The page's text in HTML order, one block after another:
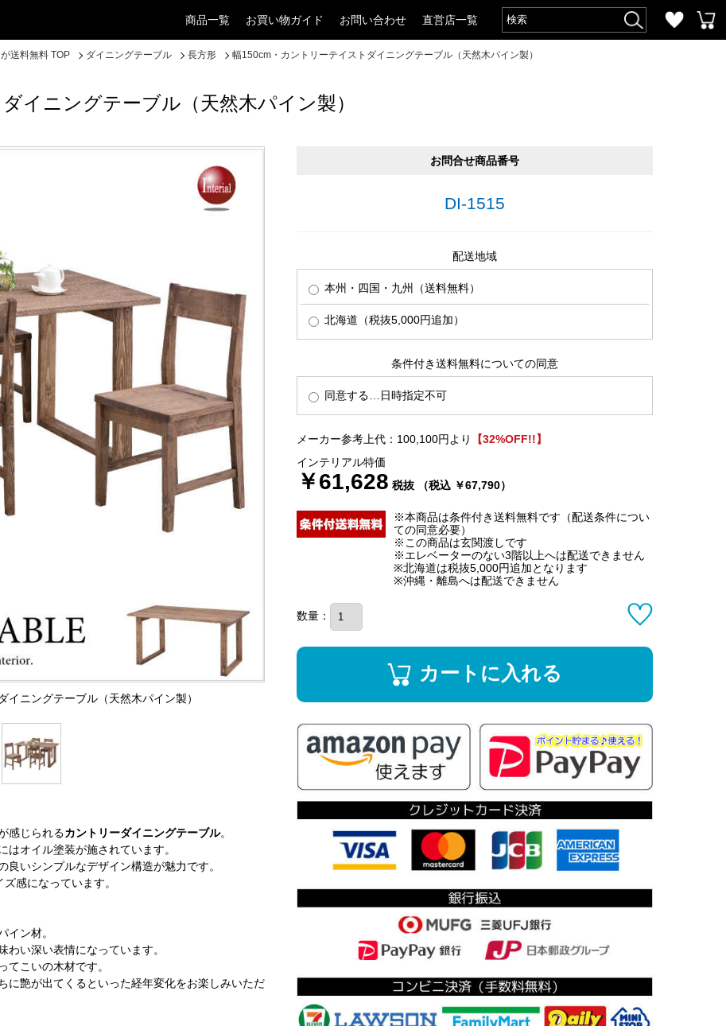
商品一覧 お買い物ガイド お問い合わせ 直営店一覧
送料無料 TOP ダイニングテーブル 長方形 幅150cm・カントリーテイストダイニングテーブル（天然木パイン製）
イニングテーブル（天然木パイン製）
ニングテーブル（天然木パイン製）
感じられるカントリーダイニングテーブル。
オイル塗装が施されています。
いシンプルなデザイン構造が魅力です。
感になっています。
イン材。
い深い表情になっています。
こいの木材です。
に艶が出てくるといった経年変化をお楽しみいただ
お問合せ商品番号
DI-1515
配送地域
本州・四国・九州（送料無料）
北海道（税抜5,000円追加）
条件付き送料無料についての同意
同意する…日時指定不可
メーカー参考上代：100,100円より
【32%OFF!!】
インテリアル特価
￥61,628 税抜 （税込 ￥67,790）
※本商品は条件付き送料無料です（配送条件につい
ての同意必要）
※この商品は玄関渡しです
※エレベーターのない3階以上へは配送できません
※北海道は税抜5,000円追加となります
※沖縄・離島へは配送できません
数量：
カートに入れる